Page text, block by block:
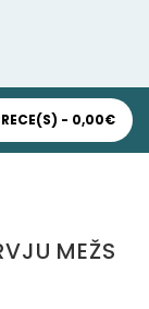
- 0,00€
MEŽS